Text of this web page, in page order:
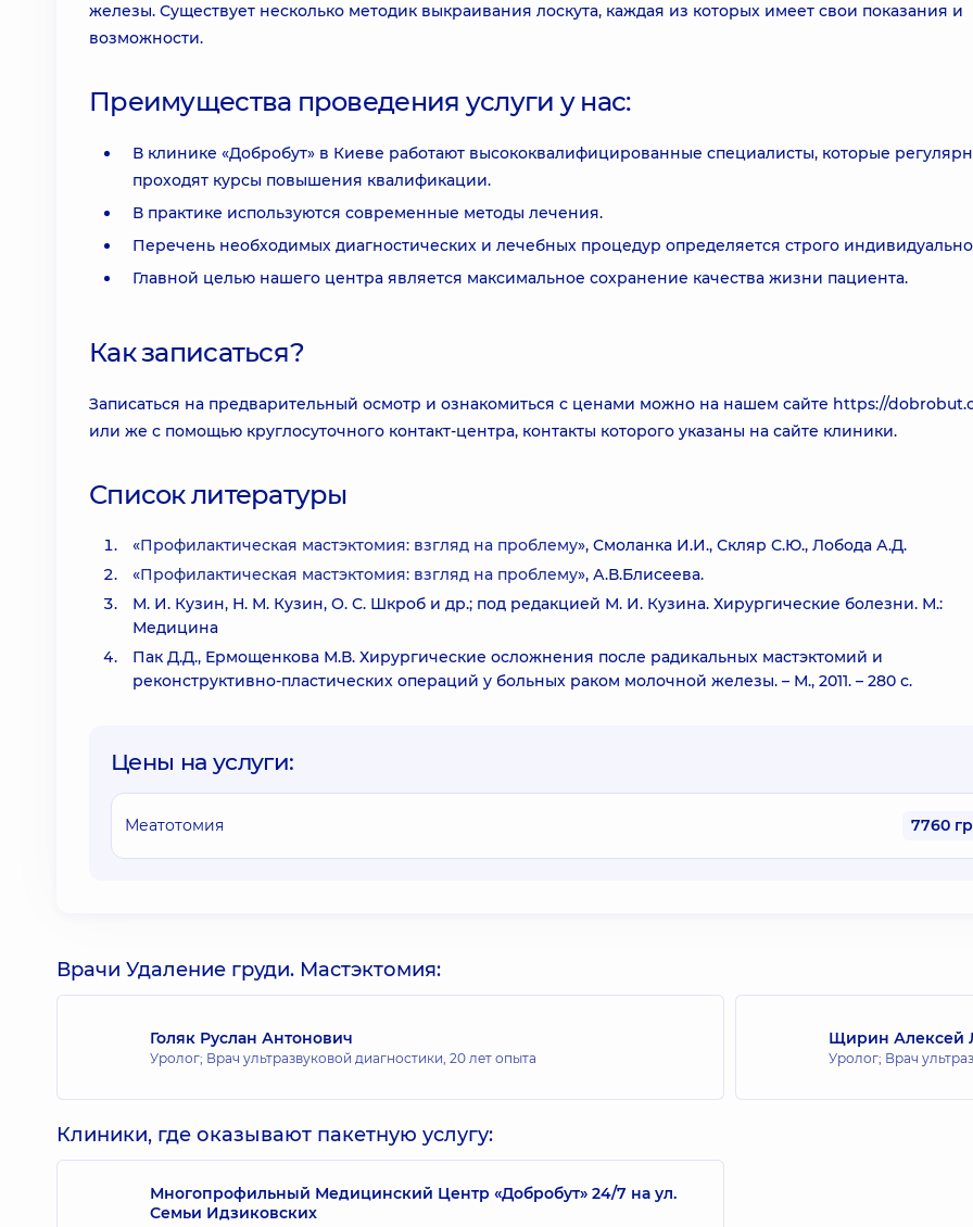
железы. Существует несколько методик выкраивания лоскута, каждая из которых имеет свои показания и
возможности.
Преимущества проведения услуги у нас:
В клинике «Добробут» в Киеве работают высококвалифицированные специалисты, которые
проходят курсы повышения квалификации.
В практике используются современные методы лечения.
Перечень необходимых диагностических и лечебных процедур определяется строго
Главной целью нашего центра является максимальное сохранение качества жизни пациента.
Как записаться?
Записаться на предварительный осмотр и ознакомиться с ценами можно на нашем сайте https://
или же с помощью круглосуточного контакт-центра, контакты которого указаны на сайте клиники.
Список литературы
«Профилактическая мастэктомия: взгляд на проблему», Смоланка И.И., Скляр С.Ю., Лобода А.Д.
«Профилактическая мастэктомия: взгляд на проблему», А.В.Блисеева.
М. И. Кузин, Н. М. Кузин, О. С. Шкроб и др.; под редакцией М. И. Кузина. Хирургические болезни. М.:
Медицина
Пак Д.Д., Ермощенкова М.В. Хирургические осложнения после радикальных мастэктомий и
реконструктивно-пластических операций у больных раком молочной железы. – М., 2011. – 280 с.
Цены на услуги:
Меатотомия 7760
Врачи Удаление груди. Мастэктомия:
Голяк Руслан Антонович
Уролог; Врач ультразвуковой диагностики, 20 лет опыта
Щирин Алексей
Уролог; Врач
Клиники, где оказывают пакетную услугу:
Многопрофильный Медицинский Центр «Добробут» 24/7 на ул.
Семьи Идзиковских